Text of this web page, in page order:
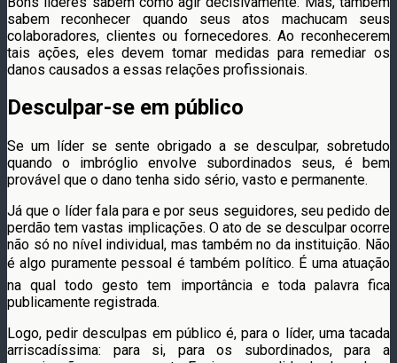
sabem reconhecer quando seus atos machucam seus
colaboradores, clientes ou fornecedores. Ao reconhecerem
tais ações, eles devem tomar medidas para remediar os
danos causados a essas relações profissionais.
Desculpar-se em público
Se um líder se sente obrigado a se desculpar, sobretudo
quando o imbróglio envolve subordinados seus, é bem
provável que o dano tenha sido sério, vasto e permanente.
Já que o líder fala para e por seus seguidores, seu pedido de
perdão tem vastas implicações. O ato de se desculpar ocorre
não só no nível individual, mas também no da instituição. Não
é algo puramente pessoal é também político. É uma atuação
na qual todo gesto tem importância e toda palavra fica
publicamente registrada.
Logo, pedir desculpas em público é, para o líder, uma tacada
arriscadíssima: para si, para os subordinados, para a